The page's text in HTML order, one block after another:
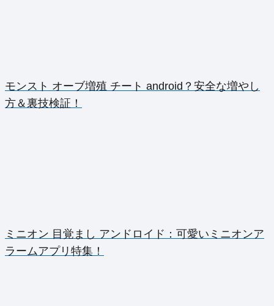
モンスト オーブ増殖 チート android？安全な増やし
方＆裏技検証！
ミニオン 目覚まし アンドロイド：可愛いミニオンア
ラームアプリ特集！